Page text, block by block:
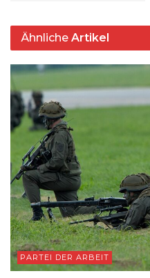
Ähnliche Artikel
PARTEI DER ARBEIT